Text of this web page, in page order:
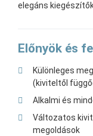
elegáns
Előnyök és
Különleges
(kiviteltől
Alkalmi és
Változatos
megoldások